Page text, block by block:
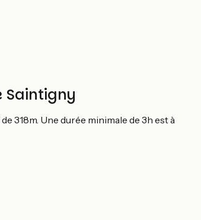
Saintigny
318m. Une durée minimale de 3h est à